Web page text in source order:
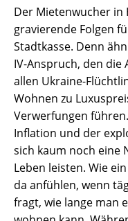
Der Mietenwucher
gravierende Folgen
Stadtkasse. Denn
IV-Anspruch, den
allen Ukraine-
Wohnen zu
Verwerfungen
Inflation und der
sich kaum noch eine
Leben leisten. Wie
da anfühlen, wenn
fragt, wie lange man